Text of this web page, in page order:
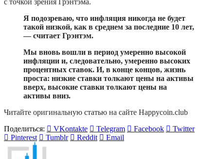
с точкой зрения Грэнтэма.
Я подозреваю, что инфляция никогда не будет
такой низкой, как в среднем за последние 10 лет,
— считает Грэнтэм.
Мы вновь вошли в период умеренно высокой
инфляции и, следовательно, умеренно высоких
процентных ставок. И, в конце концов, жизнь
проста: низкие ставки толкают цены на активы
вверх, высокие ставки толкают цены на
активы вниз.
Читайте оригинальную статью на сайте Happycoin.club
Поделиться:
VKontakte Telegram Facebook
Twitter
Pinterest
Tumblr Reddit Email